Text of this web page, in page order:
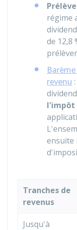
régime
de 12,8
revenu
l'impôt
ensuite
Tranches de
revenus
Jusqu'à